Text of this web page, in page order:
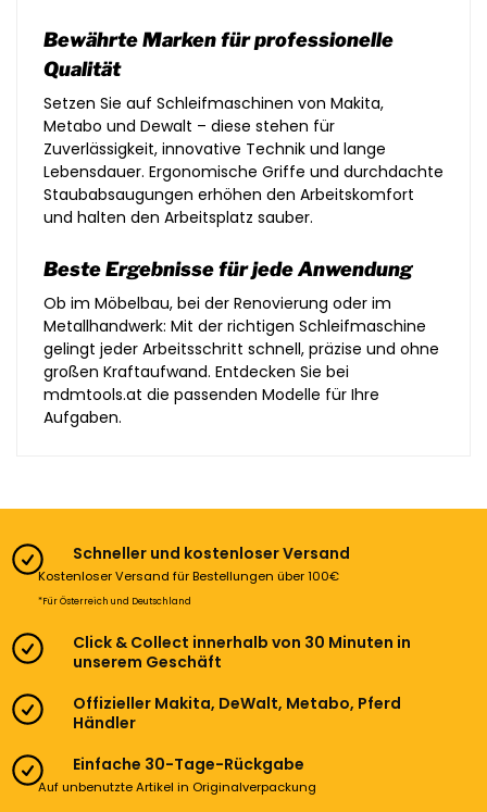
Bewährte Marken für professionelle
Qualität
Setzen Sie auf Schleifmaschinen von Makita,
Metabo und Dewalt – diese stehen für
Zuverlässigkeit, innovative Technik und lange
Lebensdauer. Ergonomische Griffe und durchdachte
Staubabsaugungen erhöhen den Arbeitskomfort
und halten den Arbeitsplatz sauber.
Beste Ergebnisse für jede Anwendung
Ob im Möbelbau, bei der Renovierung oder im
Metallhandwerk: Mit der richtigen Schleifmaschine
gelingt jeder Arbeitsschritt schnell, präzise und ohne
großen Kraftaufwand. Entdecken Sie bei
mdmtools.at die passenden Modelle für Ihre
Aufgaben.
Schneller und kostenloser Versand
Kostenloser Versand für Bestellungen über 100€
*Für Österreich und Deutschland
Click & Collect innerhalb von 30 Minuten in
unserem Geschäft
Offizieller Makita, DeWalt, Metabo, Pferd
Händler
Einfache 30-Tage-Rückgabe
Auf unbenutzte Artikel in Originalverpackung